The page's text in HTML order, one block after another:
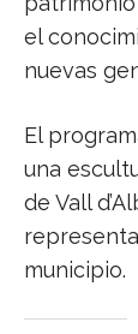
el
nuevas
El
una
de Vall
municipio.